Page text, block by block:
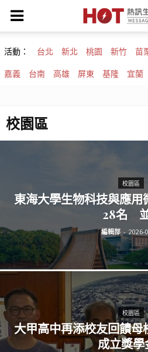
活動： 台北 新北 桃園 新竹 苗
嘉義 台南 高雄 屏東 基隆 宜蘭
校園區
校園區
東海大學生物科技與應
28名
編輯部 - 2026-
校園區
大甲高中再添校友回饋
成立獎學